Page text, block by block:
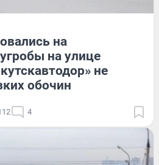
на
на улице
не
обочин
4